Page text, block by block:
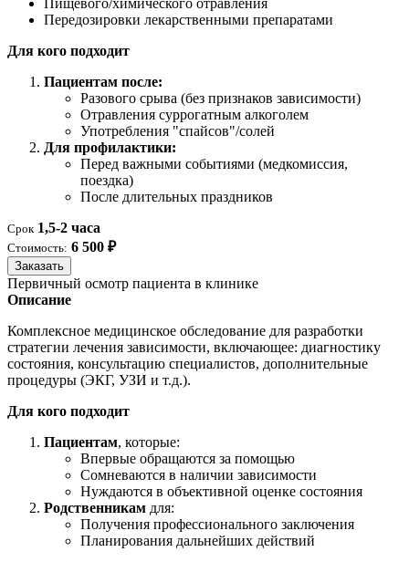
Передозировки лекарственными препаратами
Для кого подходит
Пациентам после:
Разового срыва (без признаков зависимости)
Отравления суррогатным алкоголем
Употребления "спайсов"/солей
Для профилактики:
Перед важными событиями (медкомиссия,
поездка)
После длительных праздников
Срок 1,5-2 часа
Стоимость: 6 500 ₽
Заказать
Первичный осмотр пациента в клинике
Описание
Комплексное медицинское обследование для разработки
стратегии лечения зависимости, включающее: диагностику
состояния, консультацию специалистов, дополнительные
процедуры (ЭКГ, УЗИ и т.д.).
Для кого подходит
Пациентам, которые:
Впервые обращаются за помощью
Сомневаются в наличии зависимости
Нуждаются в объективной оценке состояния
Родственникам для:
Получения профессионального заключения
Планирования дальнейших действий